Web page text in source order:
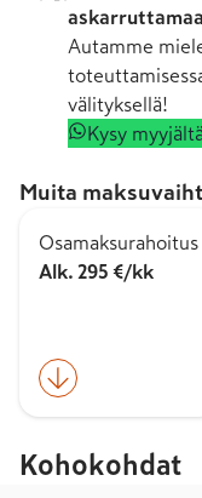
Autamme
välityksellä!
Kysy
Muita
Osamaksurahoitus
Alk. 295 €/kk
Kohokohdat